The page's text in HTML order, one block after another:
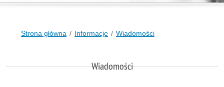
Strona główna Informacje Wiadomości
Wiadomości